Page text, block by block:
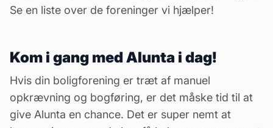
Se en liste over de foreninger vi hjælper!
Kom i gang med Alunta i dag!
Hvis din boligforening er træt af manuel
opkrævning og bogføring, er det måske tid til at
give Alunta en chance. Det er super nemt at